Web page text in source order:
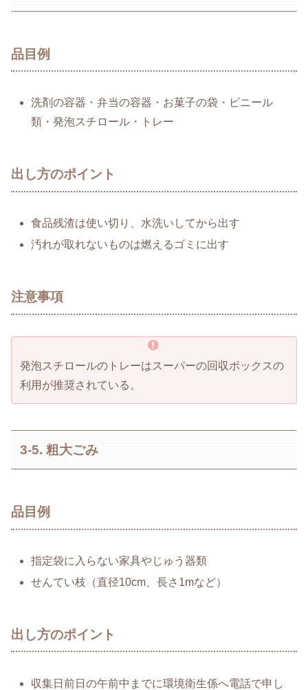
品目例
洗剤の容器・弁当の容器・お菓子の袋・ビニール
類・発泡スチロール・トレー
出し方のポイント
食品残渣は使い切り、水洗いしてから出す
汚れが取れないものは燃えるゴミに出す
注意事項
発泡スチロールのトレーはスーパーの回収ボックスの
利用が推奨されている。
3-5. 粗大ごみ
品目例
指定袋に入らない家具やじゅう器類
せんてい枝（直径10cm、長さ1mなど）
出し方のポイント
収集日前日の午前中までに環境衛生係へ電話で申し